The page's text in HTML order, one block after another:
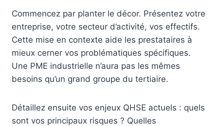
Commencez par planter le décor. Présentez votre
entreprise, votre secteur d’activité, vos effectifs.
Cette mise en contexte aide les prestataires à
mieux cerner vos problématiques spécifiques.
Une PME industrielle n’aura pas les mêmes
besoins qu’un grand groupe du tertiaire.
Détaillez ensuite vos enjeux QHSE actuels : quels
sont vos principaux risques ? Quelles